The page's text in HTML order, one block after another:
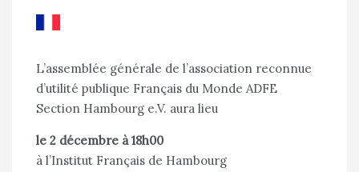
L’assemblée générale de l’association reconnue
d’utilité publique Français du Monde ADFE
Section Hambourg e.V. aura lieu
le 2 décembre à 18h00
à l’Institut Français de Hambourg